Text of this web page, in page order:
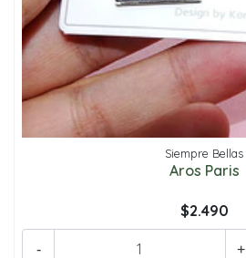
Siempre Bellas
Aros Paris
$2.490
+
-